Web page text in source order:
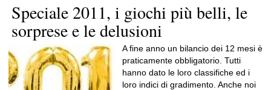
Speciale 2011, i giochi più belli, le
sorprese e le delusioni
A fine anno un bilancio dei 12 mesi è
praticamente obbligatorio. Tutti
hanno dato le loro classifiche ed i
loro indici di gradimento. Anche noi